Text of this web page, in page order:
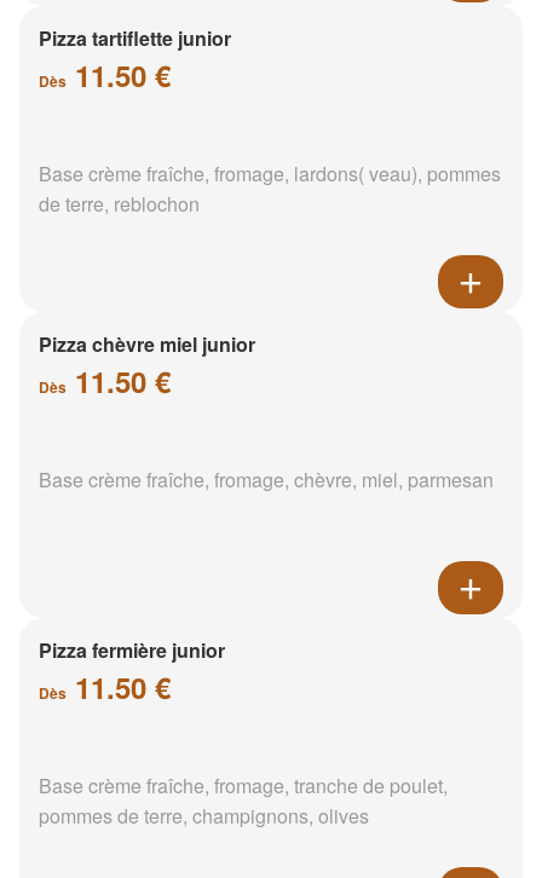
Pizza tartiflette junior
Dès 11.50 €
Base crème fraîche, fromage, lardons( veau), pommes
de terre, reblochon
Pizza chèvre miel junior
Dès 11.50 €
Base crème fraîche, fromage, chèvre, miel, parmesan
Pizza fermière junior
Dès 11.50 €
Base crème fraîche, fromage, tranche de poulet,
pommes de terre, champignons, olives